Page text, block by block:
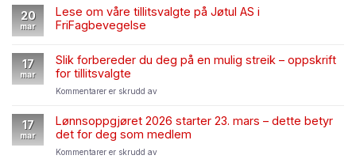
fanemarkering
for
Andresen
Karosseri
20
mar
Lese om våre tillitsvalgte på Jøtul AS i
FriFagbevegelse
17
mar
Slik forbereder du deg på en mulig streik – oppskrift
for tillitsvalgte
Kommentarer er skrudd avfor
forbereder
du
deg
på
17
mar
Lønnsoppgjøret 2026 starter 23. mars – dette betyr
det for deg som medlem
Kommentarer er skrudd avfor